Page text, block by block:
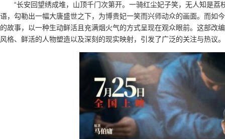
“长安回望绣成堆，山顶千门次第开。一骑红尘妃子笑，无人知是
语，勾勒出一幅大唐盛世之下，为博贵妃一笑而兴师动众的画面。而如
的故事，以一种生动鲜活且充满烟火气的方式呈现在观众眼前。这部改
风格、鲜活的人物塑造以及深刻的现实映射，引发了广泛的关注与热议。